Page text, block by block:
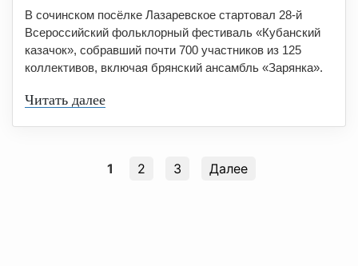
В сочинском посёлке Лазаревское стартовал 28-й
Всероссийский фольклорный фестиваль «Кубанский
казачок», собравший почти 700 участников из 125
коллективов, включая брянский ансамбль «Зарянка».
Читать далее
1 2 3 Далее